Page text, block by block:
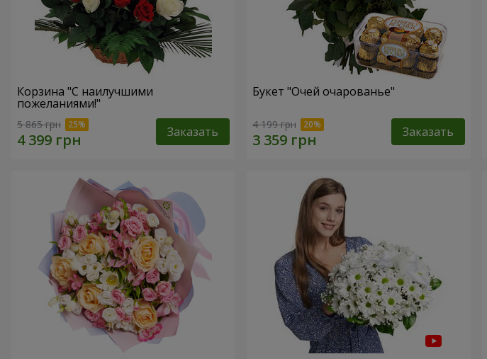
Корзина "С наилучшими
пожеланиями!"
5 865 грн Заказать
Букет "Очей очарованье"
4 199 грн Заказать